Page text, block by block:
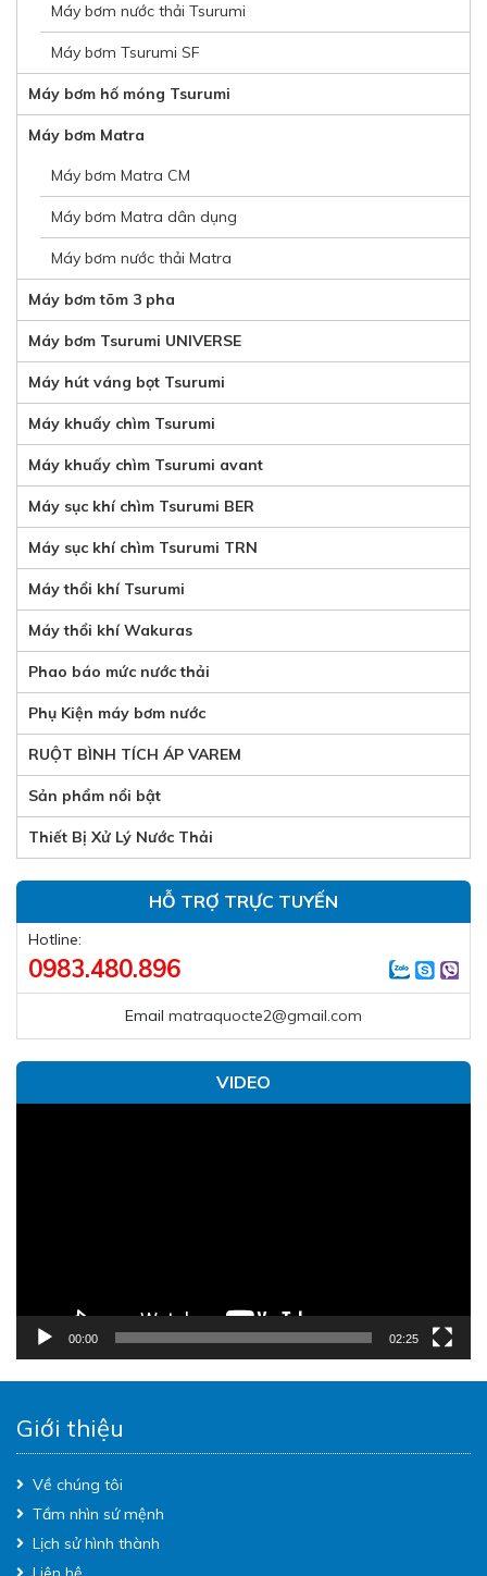
Máy bơm nước thải Tsurumi
Máy bơm Tsurumi SF
Máy bơm hố móng Tsurumi
Máy bơm Matra
Máy bơm Matra CM
Máy bơm Matra dân dụng
Máy bơm nước thải Matra
Máy bơm tõm 3 pha
Máy bơm Tsurumi UNIVERSE
Máy hút váng bọt Tsurumi
Máy khuấy chìm Tsurumi
Máy khuấy chìm Tsurumi avant
Máy sục khí chìm Tsurumi BER
Máy sục khí chìm Tsurumi TRN
Máy thổi khí Tsurumi
Máy thổi khí Wakuras
Phao báo mức nước thải
Phụ Kiện máy bơm nước
RUỘT BÌNH TÍCH ÁP VAREM
Sản phẩm nổi bật
Thiết Bị Xử Lý Nước Thải
HỖ TRỢ TRỰC TUYẾN
Hotline:
0983.480.896
Email matraquocte2@gmail.com
VIDEO
00:00 02:25
Giới thiệu
Về chúng tôi
Tầm nhìn sứ mệnh
Lịch sử hình thành